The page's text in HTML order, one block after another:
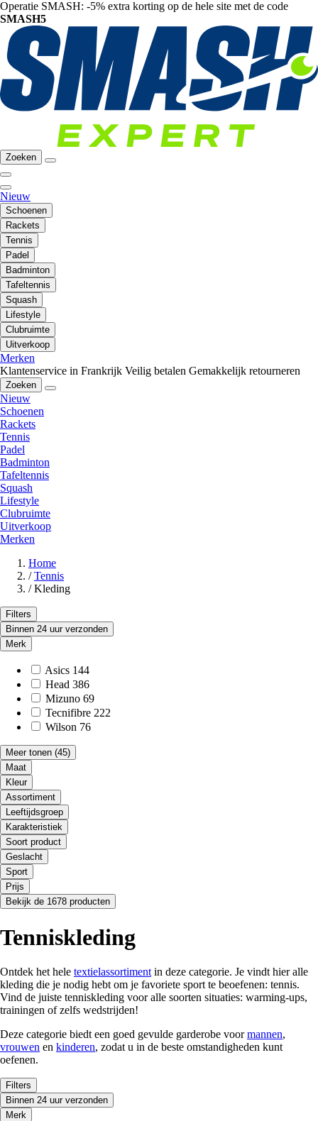
Operatie SMASH: -5% extra korting op de hele site met de code
SMASH5
Zoeken
Nieuw
Schoenen
Rackets
Tennis
Padel
Badminton
Tafeltennis
Squash
Lifestyle
Clubruimte
Uitverkoop
Merken
Klantenservice in Frankrijk Veilig betalen Gemakkelijk retourneren
Zoeken
Nieuw
Schoenen
Rackets
Tennis
Padel
Badminton
Tafeltennis
Squash
Lifestyle
Clubruimte
Uitverkoop
Merken
Home
/ Tennis
/ Kleding
Filters
Binnen 24 uur verzonden
Merk
Asics 144
Head 386
Mizuno 69
Tecnifibre 222
Wilson 76
Meer tonen (45)
Maat
Kleur
Assortiment
Leeftijdsgroep
Karakteristiek
Soort product
Geslacht
Sport
Prijs
Bekijk de 1678 producten
Tenniskleding
Ontdek het hele textielassortiment in deze categorie. Je vindt hier alle
kleding die je nodig hebt om je favoriete sport te beoefenen: tennis.
Vind de juiste tenniskleding voor alle soorten situaties: warming-ups,
trainingen of zelfs wedstrijden!
Deze categorie biedt een goed gevulde garderobe voormannen,
vrouwen en kinderen, zodat u in de beste omstandigheden kunt
oefenen.
Filters
Binnen 24 uur verzonden
Merk